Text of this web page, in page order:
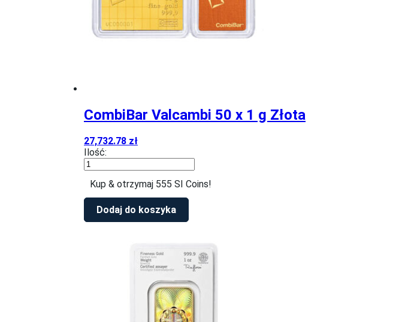
CombiBar Valcambi 50 x 1 g Złota
27,732.78 zł
Ilość:
ilość
CombiBar
Valcambi
50
1
Kup & otrzymaj 555 SI Coins!
Dodaj do koszyka